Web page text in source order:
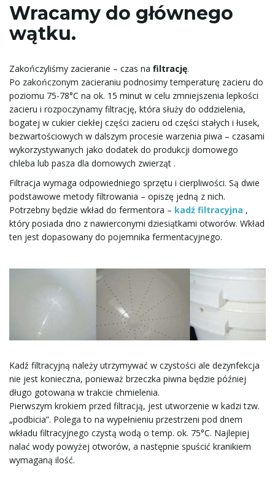
Wracamy do głównego
wątku.
Zakończyliśmy zacieranie – czas na filtrację.
Po zakończonym zacieraniu podnosimy temperaturę zacieru do
poziomu 75-78°C na ok. 15 minut w celu zmniejszenia lepkości
zacieru i rozpoczynamy filtrację, która służy do oddzielenia,
bogatej w cukier ciekłej części zacieru od części stałych i łusek,
bezwartościowych w dalszym procesie warzenia piwa – czasami
wykorzystywanych jako dodatek do produkcji domowego
chleba lub pasza dla domowych zwierząt .
Filtracja wymaga odpowiedniego sprzętu i cierpliwości. Są dwie
podstawowe metody filtrowania – opiszę jedną z nich.
Potrzebny będzie wkład do fermentora – kadź filtracyjna ,
który posiada dno z nawierconymi dziesiątkami otworów. Wkład
ten jest dopasowany do pojemnika fermentacyjnego.
Kadź filtracyjną należy utrzymywać w czystości ale dezynfekcja
nie jest konieczna, ponieważ brzeczka piwna będzie później
długo gotowana w trakcie chmielenia.
Pierwszym krokiem przed filtracją, jest utworzenie w kadzi tzw.
„podbicia”. Polega to na wypełnieniu przestrzeni pod dnem
wkładu filtracyjnego czystą wodą o temp. ok. 75°C. Najlepiej
nalać wody powyżej otworów, a następnie spuścić kranikiem
wymaganą ilość.